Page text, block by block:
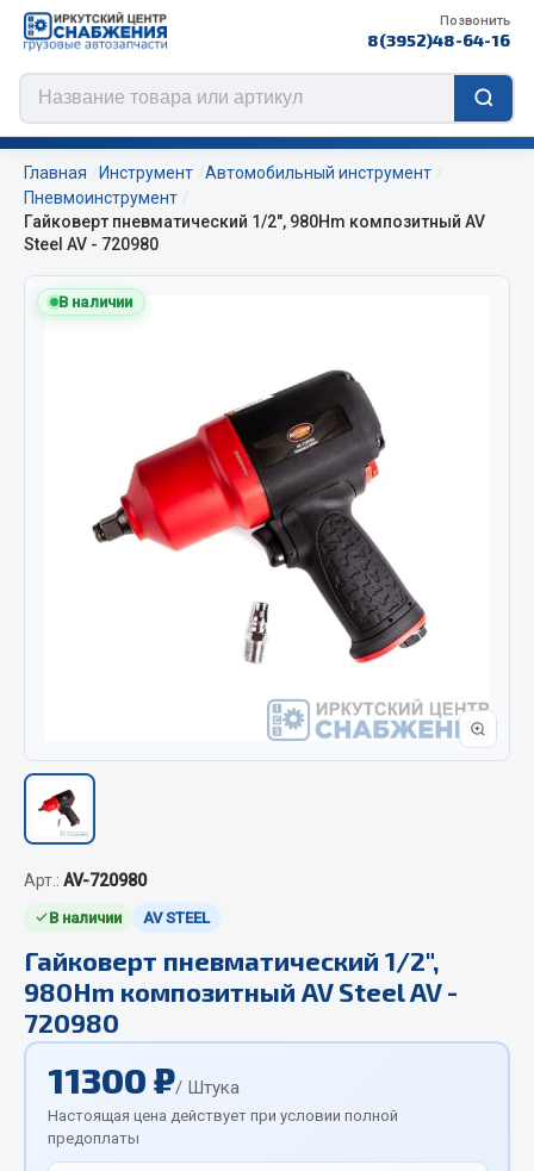
Позвонить
8(3952)48-64-16
ЦЕПИ РОССИЯ
Изготовление цепей на колеса BOHU
Отопители салона, подогреватели
Автономные воздушные отопители
Жидкостные подогреватели
Автотовары
Автозвук
Автокаталоги
Аксессуары автомобильные
Аптечки и знаки автомобильные
Брызговики
Вентиляторы кабины
Вымпела
Показать ещё
Главная Инструмент
Автомобильный инструмент
Пневмоинструмент
Гайковерт пневматический 1/2", 980Hm композитный AV
Steel AV - 720980
В наличии
Арт.: AV-720980
В наличии AV STEEL
Гайковерт пневматический 1/2",
980Hm композитный AV Steel AV -
720980
11300 ₽/ Штука
Настоящая цена действует при условии полной
предоплаты